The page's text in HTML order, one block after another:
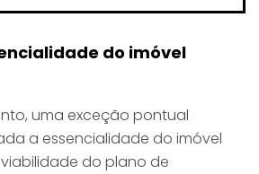
do imóvel
uma exceção pontual
a essencialidade do imóvel
do plano de